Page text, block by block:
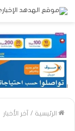
الرئيسية / آخر الأخبار